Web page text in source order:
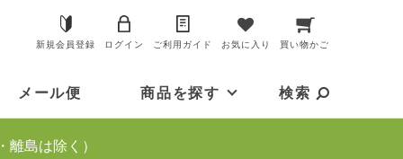
新規会員登録 ログイン ご利用ガイド お気に入り 買い物かご
メール便 商品を探す 検索
島は除く）